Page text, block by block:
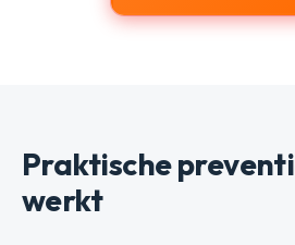
Praktische
werkt